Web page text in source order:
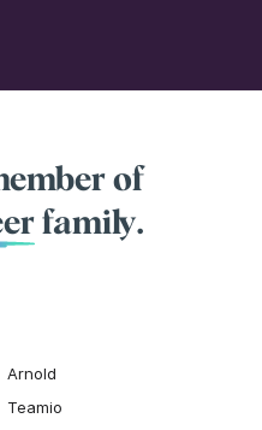
of
family.
Arnold
Teamio